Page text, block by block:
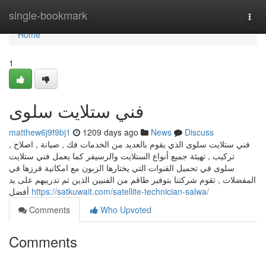
single-bookmark
Home
Home
1
فني ستلايت سلوى
matthew6j9f9bj1 1209 days ago News
Discuss
فني ستلايت سلوى الذي يقوم بالعديد من الخدمات فك , صيانة , اصلاح ,
تركيب , تهيئة جميع أنواع الستلايت والرسيفر كما يعمل فني ستلايت
سلوى في تحميل القنوات التي يختارها الزبون مع امكانية فرزها في
المفضلات , تقوم شركتنا بتوفير طاقم من الفنيين الذين تم تدريبهم على يد
https://satkuwait.com/satellite-technician-salwa/
Comments
Who Upvoted
Comments